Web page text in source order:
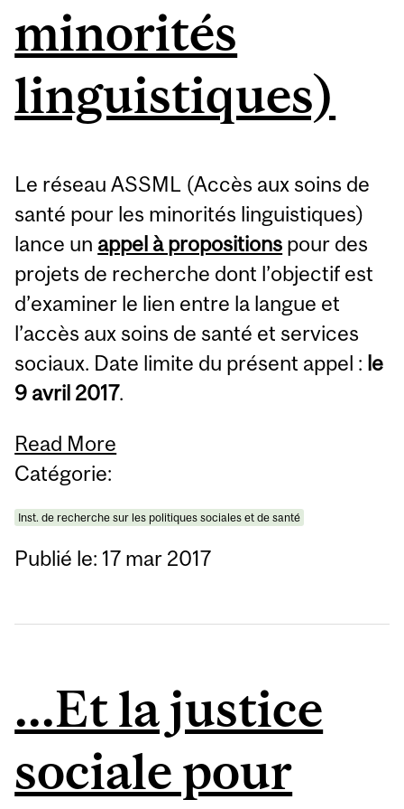
minorités
linguistiques)
Le réseau ASSML (Accès aux soins de
santé pour les minorités linguistiques)
lance un appel à propositions pour des
projets de recherche dont l’objectif est
d’examiner le lien entre la langue et
l’accès aux soins de santé et services
sociaux. Date limite du présent appel : le
9 avril 2017.
Read More
Catégorie:
Inst. de recherche sur les politiques sociales et de santé
Publié le: 17 mar 2017
...Et la justice
sociale pour